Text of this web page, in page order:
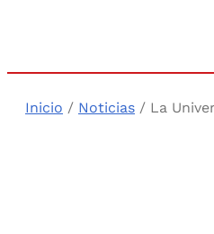
Inicio / Noticias / La